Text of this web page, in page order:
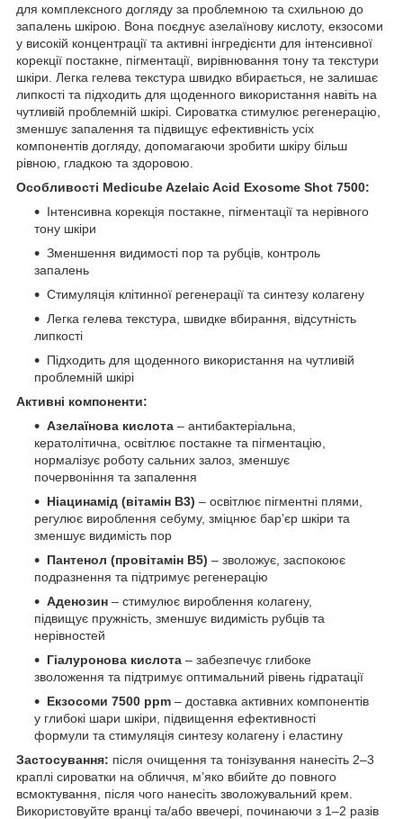
для комплексного догляду за проблемною та схильною до
запалень шкірою. Вона поєднує азелаїнову кислоту, екзосоми
у високій концентрації та активні інгредієнти для інтенсивної
корекції постакне, пігментації, вирівнювання тону та текстури
шкіри. Легка гелева текстура швидко вбирається, не залишає
липкості та підходить для щоденного використання навіть на
чутливій проблемній шкірі. Сироватка стимулює регенерацію,
зменшує запалення та підвищує ефективність усіх
компонентів догляду, допомагаючи зробити шкіру більш
рівною, гладкою та здоровою.
Особливості Medicube Azelaic Acid Exosome Shot 7500:
Інтенсивна корекція постакне, пігментації та нерівного
тону шкіри
Зменшення видимості пор та рубців, контроль
запалень
Стимуляція клітинної регенерації та синтезу колагену
Легка гелева текстура, швидке вбирання, відсутність
липкості
Підходить для щоденного використання на чутливій
проблемній шкірі
Активні компоненти:
Азелаїнова кислота – антибактеріальна,
кератолітична, освітлює постакне та пігментацію,
нормалізує роботу сальних залоз, зменшує
почервоніння та запалення
Ніацинамід (вітамін B3) – освітлює пігментні плями,
регулює вироблення себуму, зміцнює бар’єр шкіри та
зменшує видимість пор
Пантенол (провітамін B5) – зволожує, заспокоює
подразнення та підтримує регенерацію
Аденозин – стимулює вироблення колагену,
підвищує пружність, зменшує видимість рубців та
нерівностей
Гіалуронова кислота – забезпечує глибоке
зволоження та підтримує оптимальний рівень гідратації
Екзосоми 7500 ppm – доставка активних компонентів
у глибокі шари шкіри, підвищення ефективності
формули та стимуляція синтезу колагену і еластину
Застосування: після очищення та тонізування нанесіть 2–3
краплі сироватки на обличчя, м’яко вбийте до повного
всмоктування, після чого нанесіть зволожувальний крем.
Використовуйте вранці та/або ввечері, починаючи з 1–2 разів